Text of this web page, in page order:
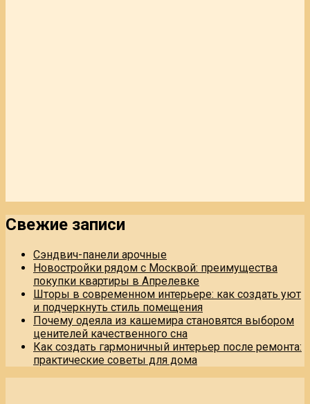
Свежие записи
Сэндвич-панели арочные
Новостройки рядом с Москвой: преимущества
покупки квартиры в Апрелевке
Шторы в современном интерьере: как создать уют
и подчеркнуть стиль помещения
Почему одеяла из кашемира становятся выбором
ценителей качественного сна
Как создать гармоничный интерьер после ремонта:
практические советы для дома